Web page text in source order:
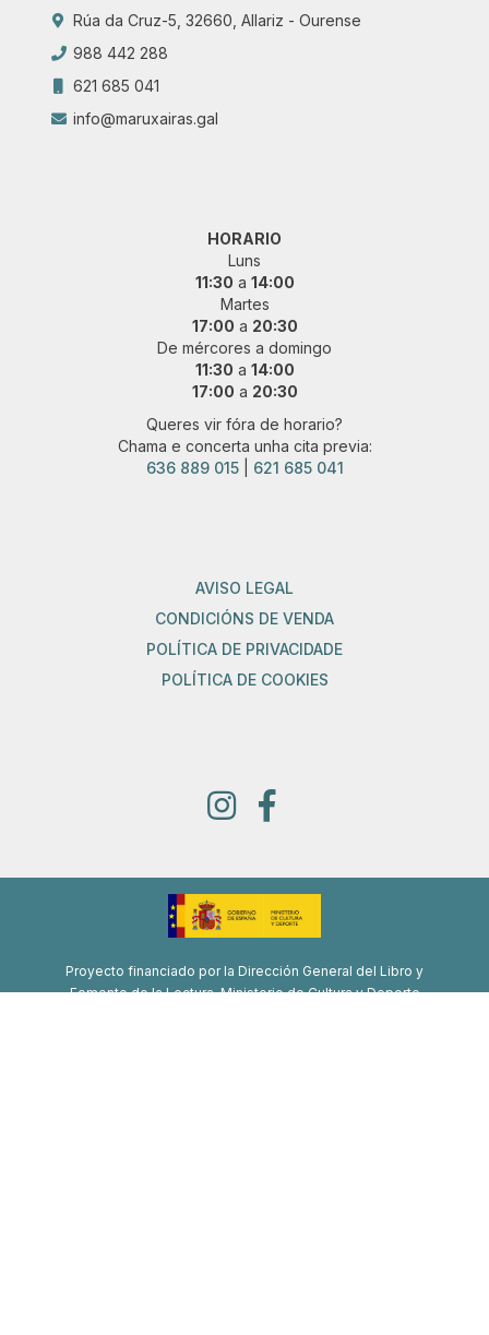
Rúa da Cruz-5, 32660, Allariz - Ourense
988 442 288
621 685 041
info@maruxairas.gal
HORARIO
Luns
11:30 a 14:00
Martes
17:00 a 20:30
De mércores a domingo
11:30 a 14:00
17:00 a 20:30
Queres vir fóra de horario?
Chama e concerta unha cita previa:
636 889 015| 621 685 041
AVISO LEGAL
CONDICIÓNS DE VENDA
POLÍTICA DE PRIVACIDADE
POLÍTICA DE COOKIES
Proyecto financiado por la Dirección General del Libro y
Fomento de la Lectura, Ministerio de Cultura y Deporte